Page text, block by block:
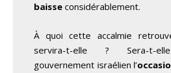
baisse considérablement.
À quoi cette accalmie
servira-t-elle ? Sera-t-
gouvernement israélien l’